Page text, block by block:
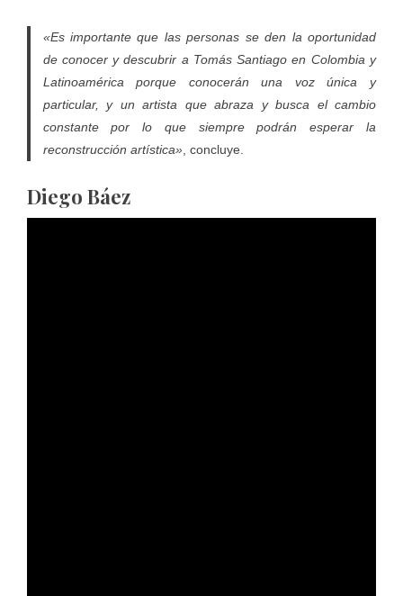
«Es importante que las personas se den la oportunidad
de conocer y descubrir a Tomás Santiago en Colombia y
Latinoamérica porque conocerán una voz única y
particular, y un artista que abraza y busca el cambio
constante por lo que siempre podrán esperar la
reconstrucción artística», concluye.
Diego Báez